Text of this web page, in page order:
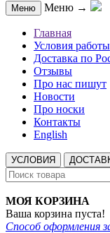
Меню Меню →
Главная
Условия работы
Доставка по
Отзывы
Про нас пишут
Новости
Про носки
Контакты
English
УСЛОВИЯ
МОЯ КОРЗИНА
Ваша корзина пуста!
Способ оформления